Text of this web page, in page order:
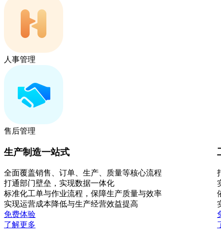
人事管理
售后管理
生产制造一站式
全面覆盖销售、订单、生产、质量等核心流程
打通部门壁垒，实现数据一体化
标准化工单与作业流程，保障生产质量与效率
实现运营成本降低与生产经营效益提高
免费体验
了解更多